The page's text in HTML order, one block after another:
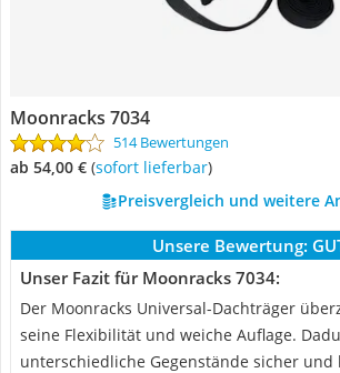
Moonracks 7034
514 Bewertungen
ab 54,00 € ( Sofort lieferbar)
Preisvergleich und weitere
Unsere Bewertung:
Unser Fazit für Moonracks 7034:
Der Moonracks Universal-Dachträger
seine Flexibilität und weiche Auflage.
unterschiedliche Gegenstände sicher und